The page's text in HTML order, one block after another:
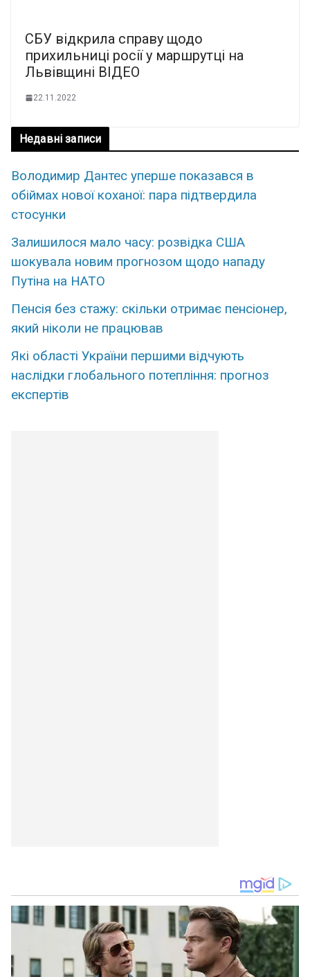
СБУ відкрила справу щодо
прихильниці росії у маршрутці на
Львівщині ВІДЕО
22.11.2022
Недавні записи
Володимир Дантес уперше показався в
обіймах нової коханої: пара підтвердила
стосунки
Залишилося мало часу: розвідка США
шокувала новим прогнозом щодо нападу
Путіна на НАТО
Пенсія без стажу: скільки отримає пенсіонер,
який ніколи не працював
Які області України першими відчують
наслідки глобального потепління: прогноз
експертів